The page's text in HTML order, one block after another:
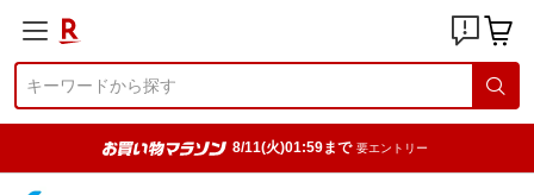
8/11(火)01:59まで 要エントリー